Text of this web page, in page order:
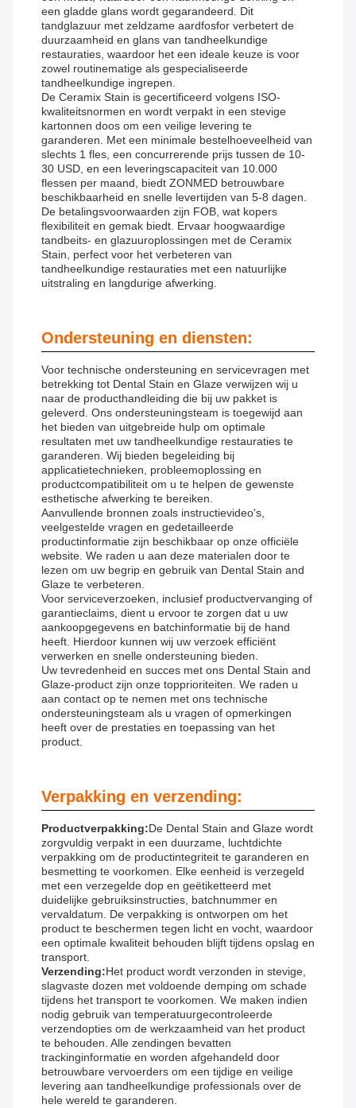
een gladde glans wordt gegarandeerd. Dit
tandglazuur met zeldzame aardfosfor verbetert de
duurzaamheid en glans van tandheelkundige
restauraties, waardoor het een ideale keuze is voor
zowel routinematige als gespecialiseerde
tandheelkundige ingrepen.
De Ceramix Stain is gecertificeerd volgens ISO-
kwaliteitsnormen en wordt verpakt in een stevige
kartonnen doos om een ​​veilige levering te
garanderen. Met een minimale bestelhoeveelheid van
slechts 1 fles, een concurrerende prijs tussen de 10-
30 USD, en een leveringscapaciteit van 10.000
flessen per maand, biedt ZONMED betrouwbare
beschikbaarheid en snelle levertijden van 5-8 dagen.
De betalingsvoorwaarden zijn FOB, wat kopers
flexibiliteit en gemak biedt. Ervaar hoogwaardige
tandbeits- en glazuuroplossingen met de Ceramix
Stain, perfect voor het verbeteren van
tandheelkundige restauraties met een natuurlijke
uitstraling en langdurige afwerking.
Ondersteuning en diensten:
Voor technische ondersteuning en servicevragen met
betrekking tot Dental Stain en Glaze verwijzen wij u
naar de producthandleiding die bij uw pakket is
geleverd. Ons ondersteuningsteam is toegewijd aan
het bieden van uitgebreide hulp om optimale
resultaten met uw tandheelkundige restauraties te
garanderen. Wij bieden begeleiding bij
applicatietechnieken, probleemoplossing en
productcompatibiliteit om u te helpen de gewenste
esthetische afwerking te bereiken.
Aanvullende bronnen zoals instructievideo's,
veelgestelde vragen en gedetailleerde
productinformatie zijn beschikbaar op onze officiële
website. We raden u aan deze materialen door te
lezen om uw begrip en gebruik van Dental Stain and
Glaze te verbeteren.
Voor serviceverzoeken, inclusief productvervanging of
garantieclaims, dient u ervoor te zorgen dat u uw
aankoopgegevens en batchinformatie bij de hand
heeft. Hierdoor kunnen wij uw verzoek efficiënt
verwerken en snelle ondersteuning bieden.
Uw tevredenheid en succes met ons Dental Stain and
Glaze-product zijn onze topprioriteiten. We raden u
aan contact op te nemen met ons technische
ondersteuningsteam als u vragen of opmerkingen
heeft over de prestaties en toepassing van het
product.
Verpakking en verzending:
Productverpakking:De Dental Stain and Glaze wordt
zorgvuldig verpakt in een duurzame, luchtdichte
verpakking om de productintegriteit te garanderen en
besmetting te voorkomen. Elke eenheid is verzegeld
met een verzegelde dop en geëtiketteerd met
duidelijke gebruiksinstructies, batchnummer en
vervaldatum. De verpakking is ontworpen om het
product te beschermen tegen licht en vocht, waardoor
een optimale kwaliteit behouden blijft tijdens opslag en
transport.
Verzending:Het product wordt verzonden in stevige,
slagvaste dozen met voldoende demping om schade
tijdens het transport te voorkomen. We maken indien
nodig gebruik van temperatuurgecontroleerde
verzendopties om de werkzaamheid van het product
te behouden. Alle zendingen bevatten
trackinginformatie en worden afgehandeld door
betrouwbare vervoerders om een ​​tijdige en veilige
levering aan tandheelkundige professionals over de
hele wereld te garanderen.